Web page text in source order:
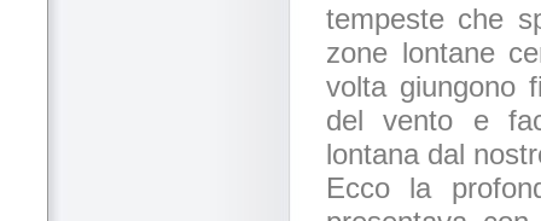
tempeste che
zone lontane
volta giungono
del vento e
lontana dal
Ecco la